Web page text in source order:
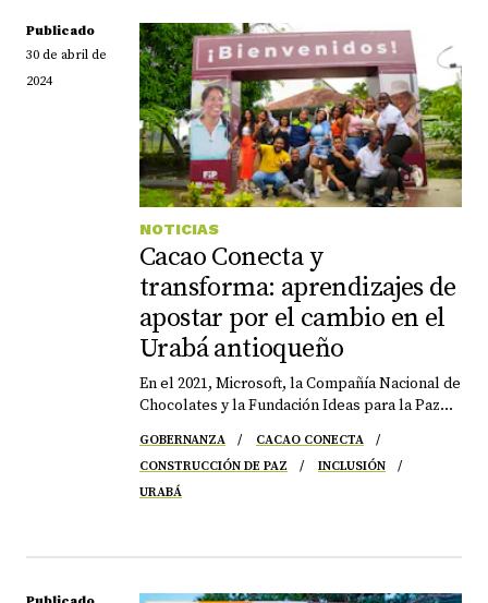
Publicado
30 de abril de
2024
NOTICIAS
Cacao Conecta y
transforma: aprendizajes de
apostar por el cambio en el
Urabá antioqueño
En el 2021, Microsoft, la Compañía Nacional de
Chocolates y la Fundación Ideas para la Paz
darle vida a Cacao Conecta, una iniciativa social
que le apostó a convertir a los y las
productoras de cacao de Turbo, Dabeiba y
cacaoteros y la región. Para lograrlo, Cacao
GOBERNANZA
CACAO CONECTA
CONSTRUCCIÓN DE PAZ
INCLUSIÓN
URABÁ